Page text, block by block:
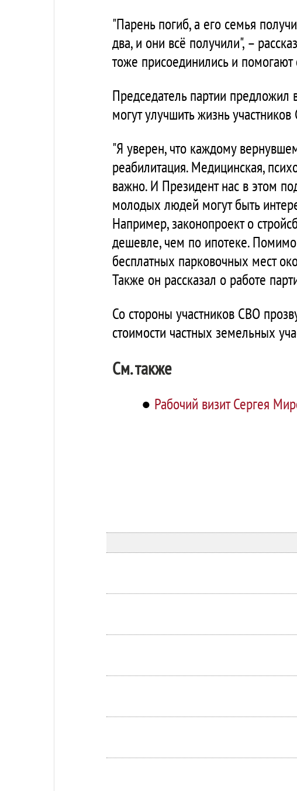
"Парень погиб, а его семья
два, и они всё получили", –
тоже присоединились и
Председатель партии предложил
могут улучшить жизнь
"Я уверен, что каждому
реабилитация. Медицинская,
важно. И Президент нас в этом
молодых людей могут быть
Например, законопроект о
дешевле, чем по ипотеке. Помимо
бесплатных парковочных мест
Также он рассказал о работе
Со стороны участников СВО
стоимости частных земельных
См. также
● Рабочий визит Сергея